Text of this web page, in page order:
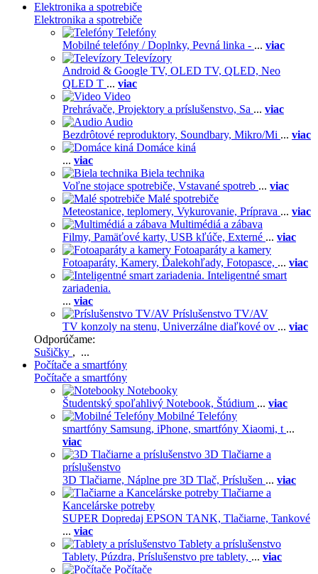
Elektronika a spotrebiče
Elektronika a spotrebiče
Telefóny
Mobilné telefóny / Doplnky, Pevná linka - ... viac
Televízory
Android & Google TV, OLED TV, QLED, Neo
QLED T ... viac
Video
Prehrávače, Projektory a príslušenstvo, Sa ... viac
Audio
Bezdrôtové reproduktory, Soundbary, Mikro/Mi ... viac
Domáce kiná
... viac
Biela technika
Voľne stojace spotrebiče, Vstavané spotreb ... viac
Malé spotrebiče
Meteostanice, teplomery, Vykurovanie, Príprava ... viac
Multimédiá a zábava
Filmy, Pamäťové karty, USB kľúče, Externé ... viac
Fotoaparáty a kamery
Fotoaparáty, Kamery, Ďalekohľady, Fotopasce, ... viac
Inteligentné smart
zariadenia.
... viac
Príslušenstvo TV/AV
TV konzoly na stenu, Univerzálne diaľkové ov ... viac
Odporúčame:
Sušičky , ...
Počítače a smartfóny
Počítače a smartfóny
Notebooky
Študentský spoľahlivý Notebook, Štúdium ... viac
Mobilné Telefóny
smartfóny Samsung, iPhone, smartfóny Xiaomi, t ...
viac
3D Tlačiarne a
príslušenstvo
3D Tlačiarne, Náplne pre 3D Tlač, Príslušen ... viac
Tlačiarne a
Kancelárske potreby
SUPER Dopredaj EPSON TANK, Tlačiarne, Tankové
... viac
Tablety a príslušenstvo
Tablety, Púzdra, Príslušenstvo pre tablety, ... viac
Počítače